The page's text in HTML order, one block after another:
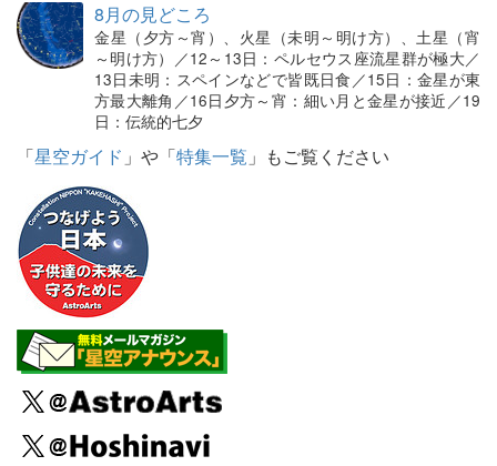
8月の見どころ
金星（夕方～宵）、火星（未明～明け方）、土星（宵
～明け方）／12～13日：ペルセウス座流星群が極大／
13日未明：スペインなどで皆既日食／15日：金星が東
方最大離角／16日夕方～宵：細い月と金星が接近／19
日：伝統的七夕
「星空ガイド 」や「特集一覧 」もご覧ください